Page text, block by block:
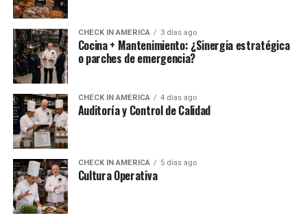
CHECK IN AMERICA 3 días ago
Cocina + Mantenimiento: ¿Sinergia estratégica
o parches de emergencia?
CHECK IN AMERICA 4 días ago
Auditoría y Control de Calidad
CHECK IN AMERICA 5 días ago
Cultura Operativa